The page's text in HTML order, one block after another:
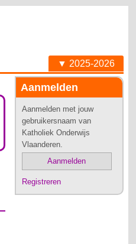
▼ 2025-2026
Aanmelden
Aanmelden met jouw
gebruikersnaam van
Katholiek Onderwijs
Vlaanderen.
Aanmelden
Registreren